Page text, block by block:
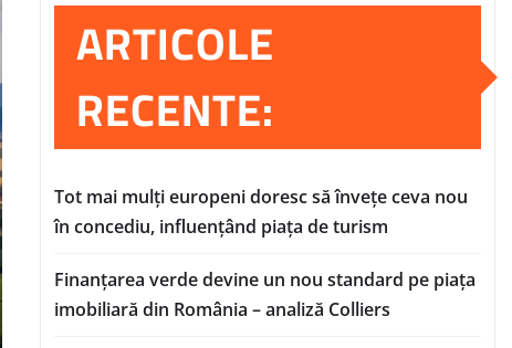
ARTICOLE
RECENTE:
Tot mai mulți europeni doresc să învețe ceva nou
în concediu, influențând piața de turism
Finanțarea verde devine un nou standard pe piața
imobiliară din România – analiză Colliers